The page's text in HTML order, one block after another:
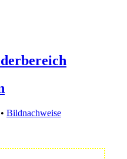
• Bildnachweise